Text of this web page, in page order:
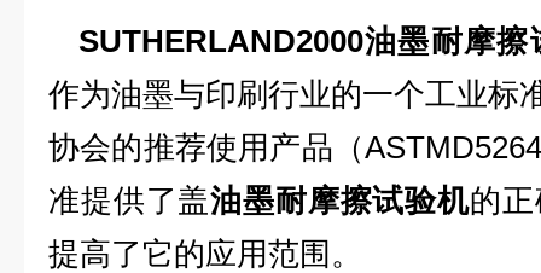
SUTHERLAND2000油墨耐摩擦
作为油墨与印刷行业的一个工业标
协会的推荐使用产品（
准提供了盖油墨耐摩擦试验机的
提高了它的应用范围。